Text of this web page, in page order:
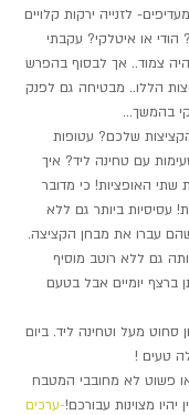
לזנייה ירקות קלויים
או איטלקי? עקבתי
צמוד.. אך לבסוף בהפרש
הללו.. מבטיחה גם לפנק
בהמשך...
שלכם? עטופות
עם טחינה ליד? איך
האופציות! כי מדובר
עסיסיות ביותר גם ללא
עברו את מבחן הקציצה.
גם ללא רוטב מוסיף
ברצף יומיים אבל בטעם
סחוט מעל וטחינה ליד. ביום
טעים !
פשוט לא מחובבי המטבח
מצוינות עבורכם!-ערכים